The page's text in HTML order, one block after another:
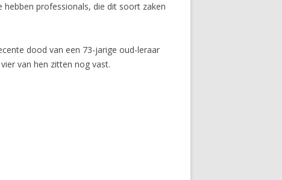
professionals, die dit soort zaken
dood van een 73-jarige oud-leraar
van hen zitten nog vast.